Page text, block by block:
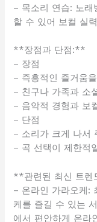
– 목소리 연습: 노래
할 수 있어 보컬 실
**장점과 단점:**
– 장점
– 즉흥적인 즐거움
– 친구나 가족과 소
– 음악적 경험과 보
– 단점
– 소리가 크게 나서
– 곡 선택이 제한적
**관련된 최신 트
– 온라인 가라오케:
케를 즐길 수 있는
에서 편안하게 온라